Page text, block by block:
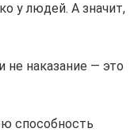
у людей. А значит,
не наказание — это
способность